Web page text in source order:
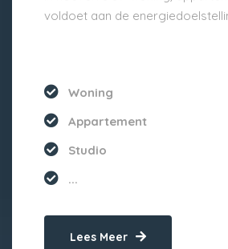
voldoet aan de
Woning
Appartement
Studio
...
Lees Meer